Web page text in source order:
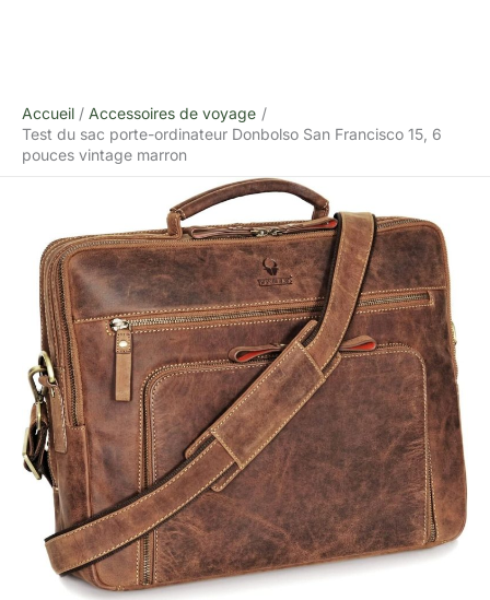
Accueil
Accessoires de voyage
Test du sac porte-ordinateur Donbolso San Francisco 15, 6
pouces vintage marron